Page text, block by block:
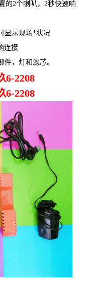
的2个喇叭，2秒快速响
显示现场*状况
连接
，灯和滤芯。
6-2208
6-2208